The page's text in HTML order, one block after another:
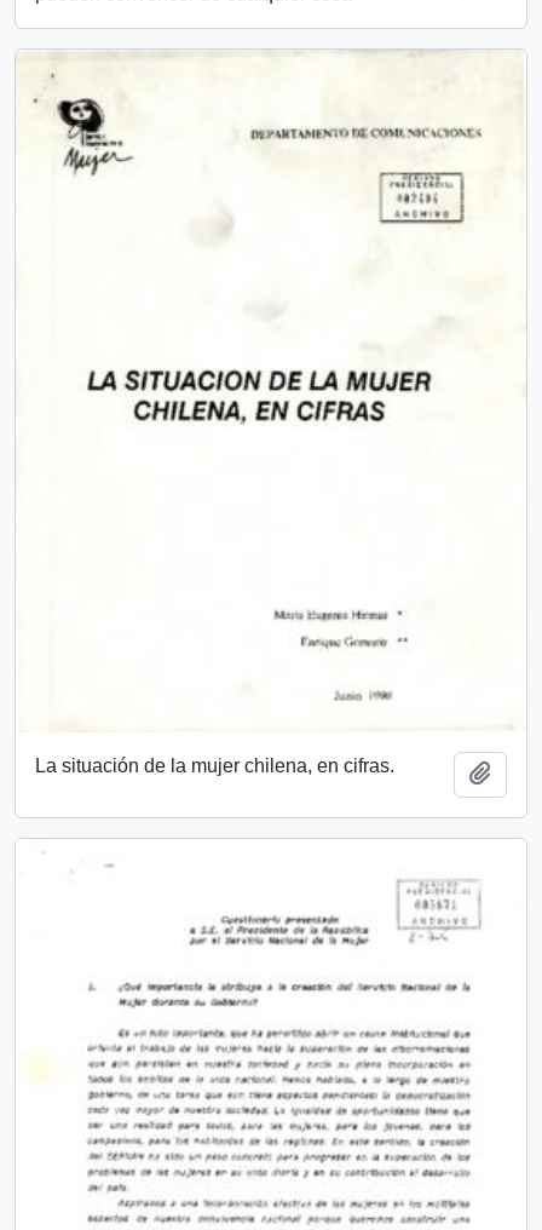
La situación de la mujer chilena, en cifras.